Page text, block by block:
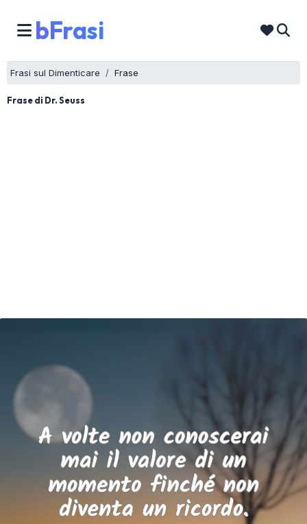
bFrasi
Frasi sul Dimenticare Frase
Frase di Dr. Seuss